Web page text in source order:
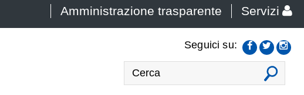
Amministrazione trasparente Servizi
VAI
Seguici su: